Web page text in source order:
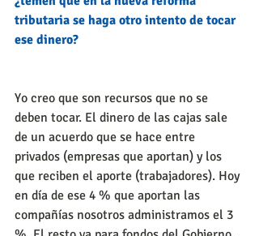
tributaria se haga otro intento de tocar
ese dinero?
Yo creo que son recursos que no se
deben tocar. El dinero de las cajas sale
de un acuerdo que se hace entre
privados (empresas que aportan) y los
que reciben el aporte (trabajadores). Hoy
en día de ese 4 % que aportan las
compañías nosotros administramos el 3